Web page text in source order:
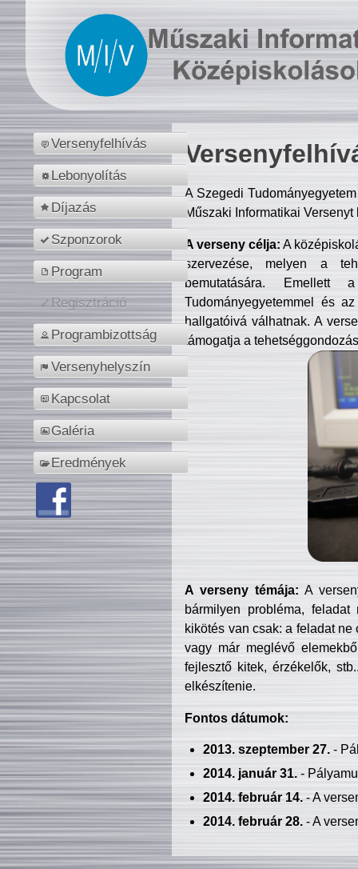
Versenyfelhívás
Lebonyolítás
Díjazás
Szponzorok
Program
Regisztráció
Programbizottság
Versenyhelyszín
Kapcsolat
Galéria
Eredmények
A Szegedi
Műszaki Informatikai
A verseny célja: A
szervezése, melyen a
bemutatására. Emellett
Tudományegyetemmel és
hallgatóivá válhatnak. A
támogatja a
A verseny témája: A
bármilyen probléma, feladat
kikötés van csak: a feladat
vagy már meglévő
fejlesztő kitek, érzékelők,
elkészítenie.
Fontos dátumok:
2013. szeptember 27.-
2014. január 31.-
2014. február 14.- A
2014. február 28.- A